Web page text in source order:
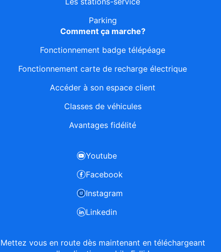
Mettez vous en route dès maintenant en téléchargeant
Parking
Comment ça marche?
Fonctionnement badge télépéage
Fonctionnement carte de recharge électrique
Accéder à son espace client
Classes de véhicules
Avantages fidélité
Youtube
Facebook
Instagram
Linkedin